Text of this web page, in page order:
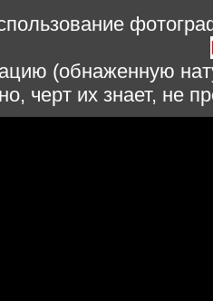
(обнаженную
черт их знает, не